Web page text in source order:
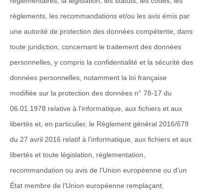
règlements, les recommandations et/ou les avis émis par
une autorité de protection des données compétente, dans
toute juridiction, concernant le traitement des données
personnelles, y compris la confidentialité et la sécurité des
données personnelles, notamment la loi française
modifiée sur la protection des données n° 78-17 du
06.01.1978 relative à l'informatique, aux fichiers et aux
libertés et, en particulier, le Règlement général 2016/679
du 27 avril 2016 relatif à l'informatique, aux fichiers et aux
libertés et toute législation, réglementation,
recommandation ou avis de l'Union européenne ou d'un
État membre de l'Union européenne remplaçant,